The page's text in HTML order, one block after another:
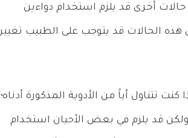
أخرى قد يلزم استخدام دواءين
هذه الحالات قد يتوجب على الطبيب تغيير
أياً من الأدوية المذكورة أدناه؛
ولكن قد يلزم في بعض الأحيان استخدام